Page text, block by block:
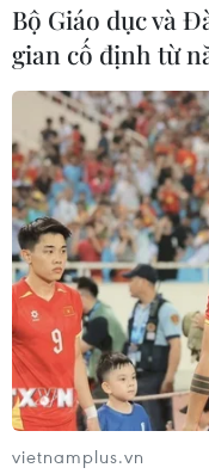
Bất cập việc ngừng
khoán quản lý, bảo
ở Nam Cát Tiên
06/08/2026 09:45
Bộ Giáo dục và
gian cố định từ
vietnamplus.vn